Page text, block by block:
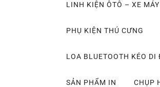
LINH KIỆN ÔTÔ – XE MÁY
PHỤ KIỆN THÚ CƯNG
LOA BLUETOOTH KÉO DI
SẢN PHẨM IN CHỤP